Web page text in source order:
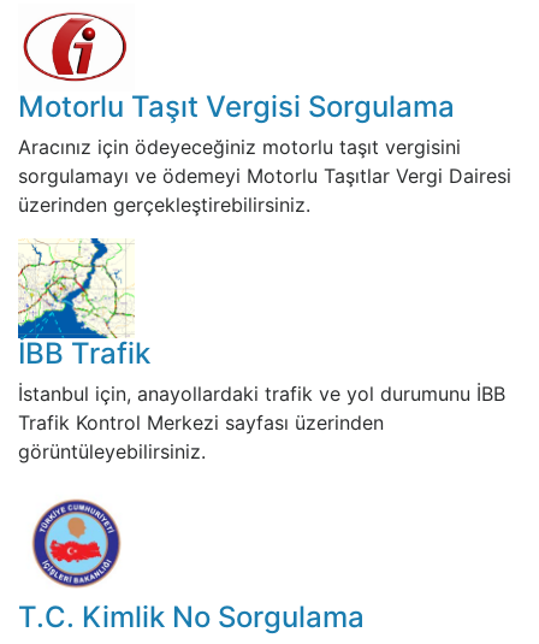
Motorlu Taşıt Vergisi Sorgulama
Aracınız için ödeyeceğiniz motorlu taşıt vergisini
sorgulamayı ve ödemeyi Motorlu Taşıtlar Vergi Dairesi
üzerinden gerçekleştirebilirsiniz.
İBB Trafik
İstanbul için, anayollardaki trafik ve yol durumunu İBB
Trafik Kontrol Merkezi sayfası üzerinden
görüntüleyebilirsiniz.
T.C. Kimlik No Sorgulama